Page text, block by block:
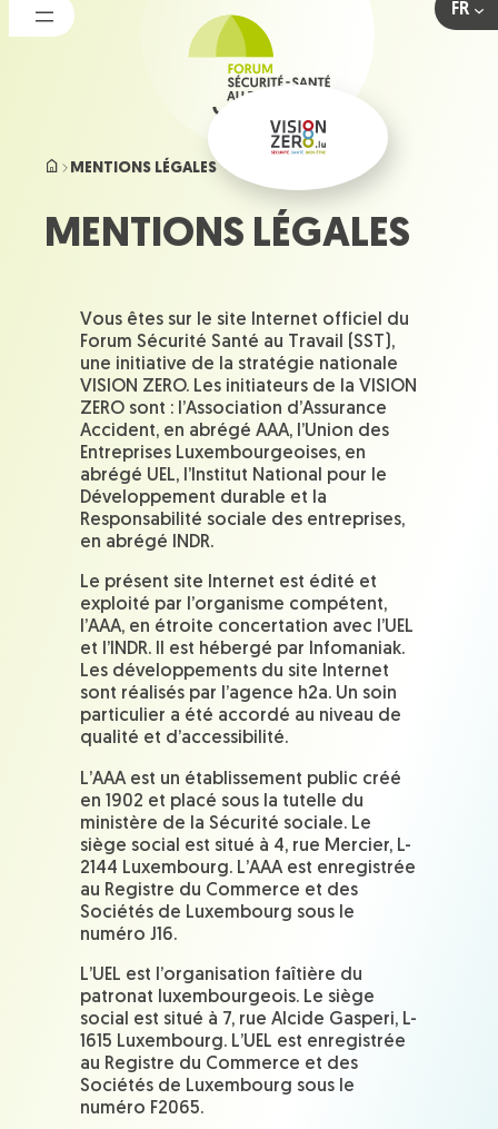
Aller
au
FR
MENTIONS LÉGALES
MENTIONS LÉGALES
Vous êtes sur le site Internet officiel du
Forum Sécurité Santé au Travail (SST),
une initiative de la stratégie nationale
VISION ZERO. Les initiateurs de la VISION
ZERO sont : l’Association d’Assurance
Accident, en abrégé AAA, l’Union des
Entreprises Luxembourgeoises, en
abrégé UEL, l’Institut National pour le
Développement durable et la
Responsabilité sociale des entreprises,
en abrégé INDR.
Le présent site Internet est édité et
exploité par l’organisme compétent,
l’AAA, en étroite concertation avec l’UEL
et l’INDR. Il est hébergé par Infomaniak.
Les développements du site Internet
sont réalisés par l’agence h2a. Un soin
particulier a été accordé au niveau de
qualité et d’accessibilité.
L’AAA est un établissement public créé
en 1902 et placé sous la tutelle du
ministère de la Sécurité sociale. Le
siège social est situé à 4, rue Mercier, L-
2144 Luxembourg. L’AAA est enregistrée
au Registre du Commerce et des
Sociétés de Luxembourg sous le
numéro J16.
L’UEL est l’organisation faîtière du
patronat luxembourgeois. Le siège
social est situé à 7, rue Alcide Gasperi, L-
1615 Luxembourg. L’UEL est enregistrée
au Registre du Commerce et des
Sociétés de Luxembourg sous le
numéro F2065.